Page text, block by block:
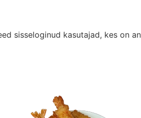
sisseloginud kasutajad, kes on